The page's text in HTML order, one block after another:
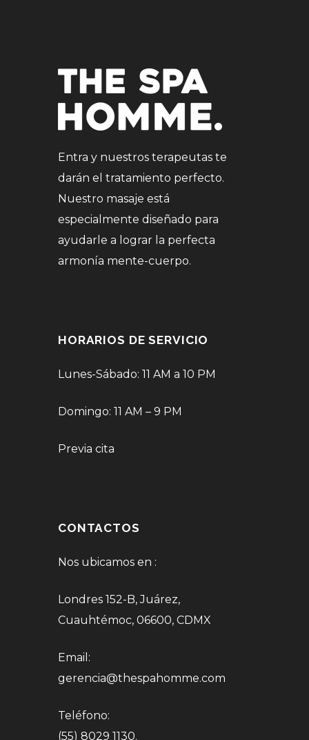
Entra y nuestros terapeutas te
darán el tratamiento perfecto.
Nuestro masaje está
especialmente diseñado para
ayudarle a lograr la perfecta
armonía mente-cuerpo.
HORARIOS DE SERVICIO
Lunes-Sábado: 11 AM a 10 PM
Domingo: 11 AM – 9 PM
Previa cita
CONTACTOS
Nos ubicamos en :
Londres 152-B, Juárez,
Cuauhtémoc, 06600, CDMX
Email:
gerencia@thespahomme.com
Teléfono:
(55) 8029 1130.